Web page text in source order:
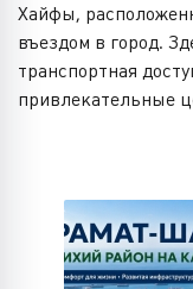
Хайфы,
въездом в город.
транспортная
привлекательные